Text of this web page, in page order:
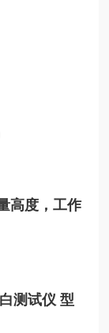
高度，工作
测试仪 型